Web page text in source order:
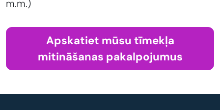
m.m.)
Apskatiet mūsu tīmekļa
mitināšanas pakalpojumus